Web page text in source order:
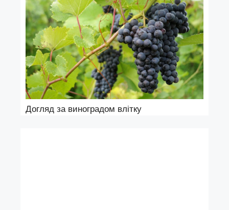
Догляд за виноградом влітку